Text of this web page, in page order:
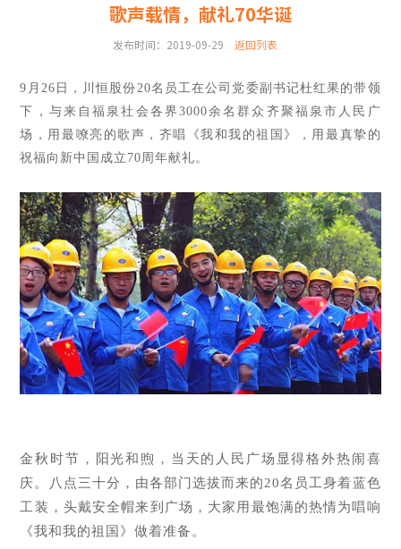
歌声载情，献礼70华诞
发布时间：2019-09-29 返回列表
9月26日 ， 川恒股份20名员工在公司党委副书记杜红果的带领
下 ， 与来自福泉社会各界3000余名群众齐聚福泉市人民广
场，用最嘹亮的歌声，齐唱《我和我的祖国》，用最真挚的
祝福向新中国成立70周年献礼。
金秋时节，阳光和煦，当天的人民广场显得格外热闹喜
庆。八点三十分，由各部门选拔而来的20名员工身着蓝色
工装，头戴安全帽来到广场，大家用最饱满的热情为唱响
《我和我的祖国》做着准备。